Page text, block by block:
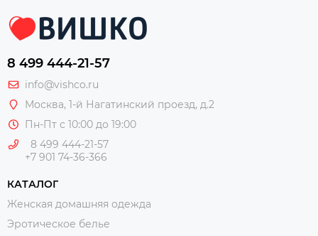
8 499 444-21-57
info@vishco.ru
Москва, 1-й Нагатинский проезд, д.2
Пн-Пт с 10:00 до 19:00
8 499 444-21-57
+7 901 74-36-366
КАТАЛОГ
Женская домашняя одежда
Эротическое белье